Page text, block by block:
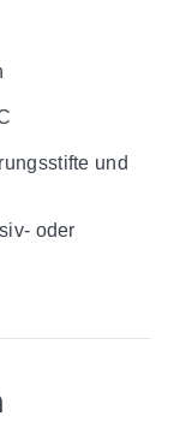
und
oder